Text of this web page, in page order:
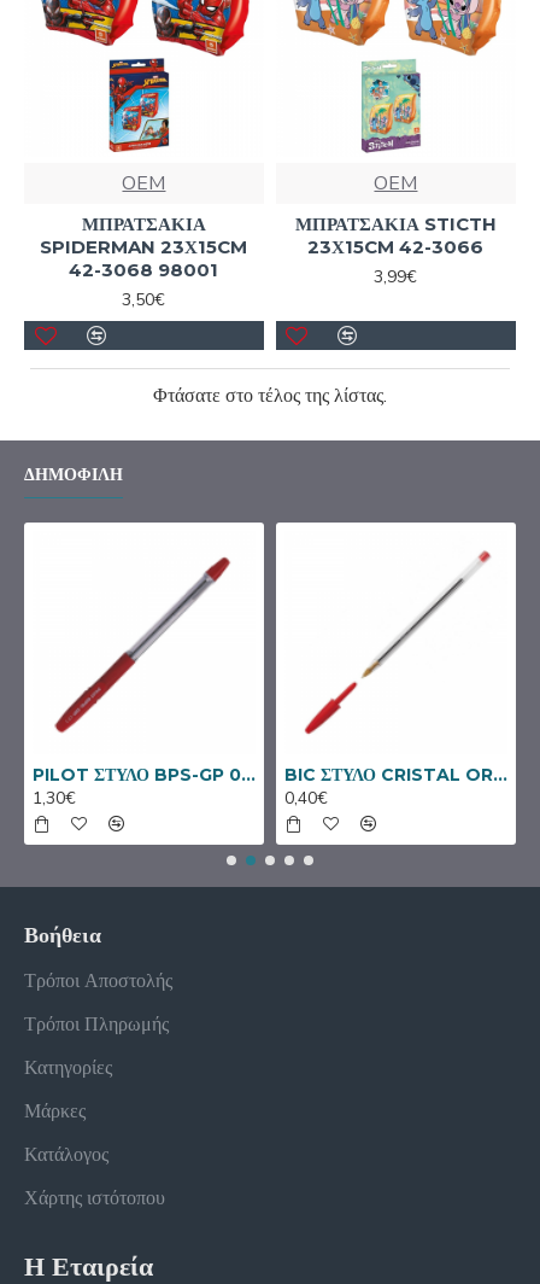
OEM
ΜΠΡΑΤΣΑΚΙΑ
SPIDERMAN 23Χ15CM
42-3068 98001
3,50€
OEM
ΜΠΡΑΤΣΑΚΙΑ STICTH
23Χ15CM 42-3066
3,99€
Φτάσατε στο τέλος της λίστας.
ΔΗΜΟΦΙΛΉ
PILOT ΣΤΥΛΟ BPS-GP 0.7 FINE ΚΟΚΚΙΝΟ
1,30€
BIC ΣΤΥΛΟ CRISTAL ORIGINAL ΚΟΚΚΙΝΟ
0,40€
Βοήθεια
Τρόποι Αποστολής
Τρόποι Πληρωμής
Κατηγορίες
Μάρκες
Κατάλογος
Χάρτης ιστότοπου
Η Εταιρεία